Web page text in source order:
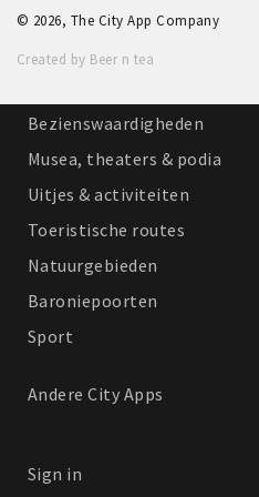
Winkelgebieden
Parkeren
Bezienswaardigheden
Musea, theaters & podia
Uitjes & activiteiten
Toeristische routes
Natuurgebieden
Baroniepoorten
Sport
Andere City Apps
Sign in
© 2026, The City App Company
Created by Beer n tea